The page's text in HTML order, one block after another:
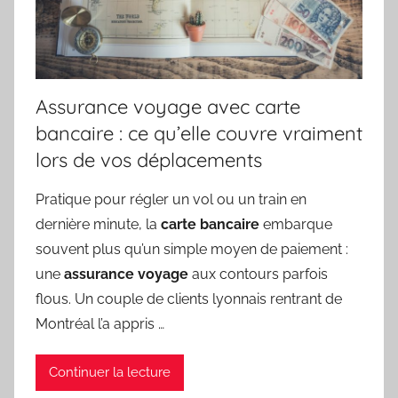
Assurance voyage avec carte
bancaire : ce qu’elle couvre vraiment
lors de vos déplacements
Pratique pour régler un vol ou un train en
dernière minute, la carte bancaire embarque
souvent plus qu’un simple moyen de paiement :
une assurance voyage aux contours parfois
flous. Un couple de clients lyonnais rentrant de
Montréal l’a appris …
Continuer la lecture